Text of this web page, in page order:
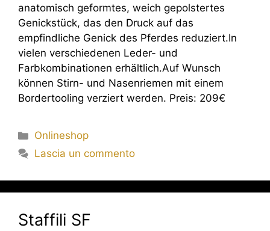
anatomisch geformtes, weich gepolstertes
Genickstück, das den Druck auf das
empfindliche Genick des Pferdes reduziert.In
vielen verschiedenen Leder- und
Farbkombinationen erhältlich.Auf Wunsch
können Stirn- und Nasenriemen mit einem
Bordertooling verziert werden. Preis: 209€
Onlineshop
Lascia un commento
Staffili SF